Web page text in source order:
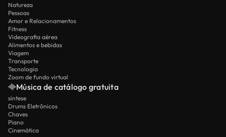
Natureza
Pessoas
Amor e Relacionamentos
Fitness
Videografia aérea
Alimentos e bebidas
Viagem
Transporte
Tecnologia
Zoom de fundo virtual
Música de catálogo gratuita
síntese
Drums Eletrônicos
Chaves
Piano
Cinemática